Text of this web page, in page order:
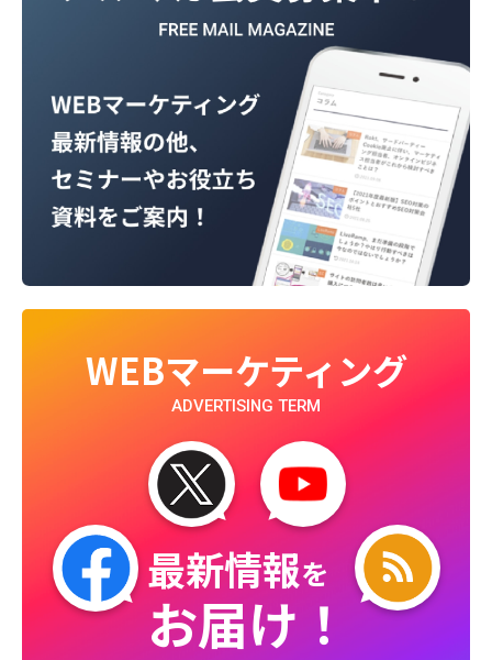
WEBマーケティング
ADVERTISING TERM
最新情報を
お届け！